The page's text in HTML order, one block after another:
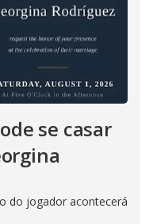
se casar
do jogador acontecerá